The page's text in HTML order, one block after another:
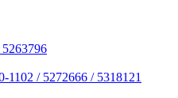
1102 / 5272666 / 5318121